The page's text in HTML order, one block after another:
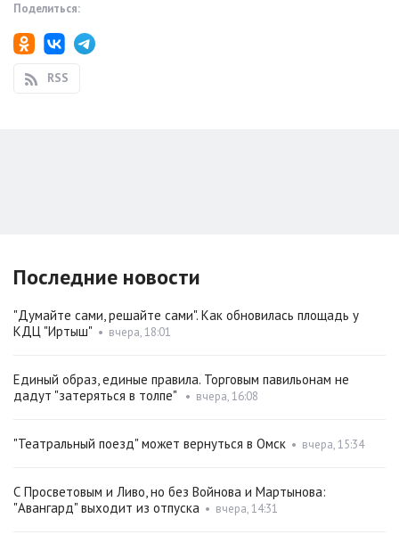
Поделиться:
RSS
Последние новости
"Думайте сами, решайте сами". Как обновилась площадь у
КДЦ "Иртыш" • вчера, 18:01
Единый образ, единые правила. Торговым павильонам не
дадут "затеряться в толпе"
• вчера, 16:08
"Театральный поезд" может вернуться в Омск • вчера, 15:34
С Просветовым и Ливо, но без Войнова и Мартынова:
"Авангард" выходит из отпуска • вчера, 14:31